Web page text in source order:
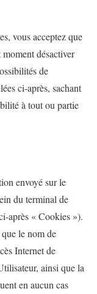
vous acceptez que
désactiver
de
ci-après, sachant
à tout ou partie
envoyé sur le
du terminal de
après « Cookies »).
le nom de
Internet de
ainsi que la
en aucun cas